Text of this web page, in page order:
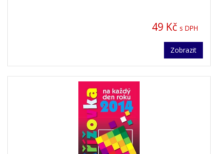
49 Kč s DPH
Zobrazit